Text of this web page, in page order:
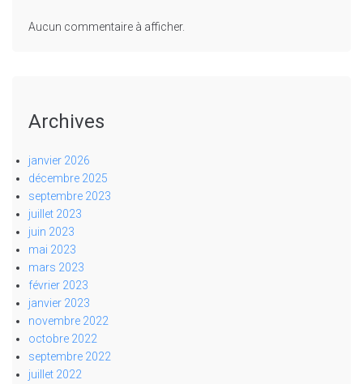
Aucun commentaire à afficher.
Archives
janvier 2026
décembre 2025
septembre 2023
juillet 2023
juin 2023
mai 2023
mars 2023
février 2023
janvier 2023
novembre 2022
octobre 2022
septembre 2022
juillet 2022